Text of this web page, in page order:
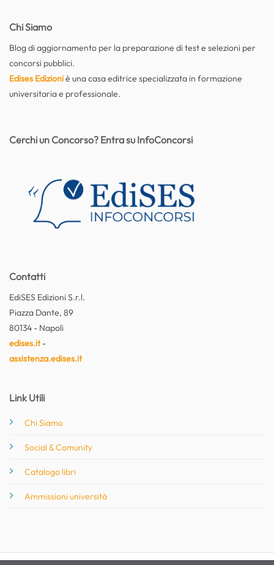
Chi Siamo
Blog di aggiornamento per la preparazione di test e selezioni per
concorsi pubblici.
Edises Edizioniè una casa editrice specializzata in formazione
universitaria e professionale.
Contatti
EdiSES Edizioni S.r.l.
Piazza Dante, 89
80134 - Napoli
edises.it-
assistenza.edises.it
Link Utili
Chi Siamo
Social & Comunity
Catalogo libri
Ammissioni università
Cerchi un Concorso? Entra su InfoConcorsi